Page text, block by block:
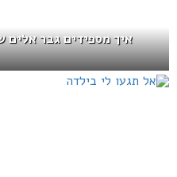
איך מספידים גבר אלים